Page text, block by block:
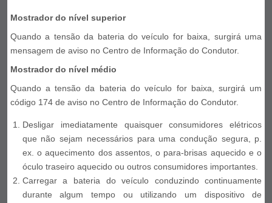
Mostrador do nível superior
Quando a tensão da bateria do veículo for baixa, surgirá uma
mensagem de aviso no Centro de Informação do Condutor.
Mostrador do nível médio
Quando a tensão da bateria do veículo for baixa, surgirá um
código 174 de aviso no Centro de Informação do Condutor.
Desligar imediatamente quaisquer consumidores elétricos
que não sejam necessários para uma condução segura, p.
ex. o aquecimento dos assentos, o para-brisas aquecido e o
óculo traseiro aquecido ou outros consumidores importantes.
Carregar a bateria do veículo conduzindo continuamente
durante algum tempo ou utilizando um dispositivo de